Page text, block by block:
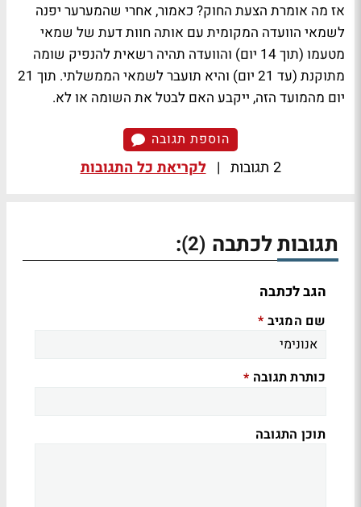
אז מה אומרת הצעת החוק? כאמור, אחרי שהמערער יפנה
לשמאי הוועדה המקומית עם אותה חוות דעת של שמאי
מטעמו (תוך 14 יום) והוועדה תהיה רשאית להנפיק שומה
מתוקנת (עד 21 יום) והיא תועבר לשמאי הממשלתי. תוך 21
יום מהמועד הזה, ייקבע האם לבטל את השומה או לא.
הוספת תגובה
2 תגובות | לקריאת כל התגובות
תגובות לכתבה (2)
:
הגב לכתבה
שם המגיב *
כותרת תגובה *
תוכן התגובה